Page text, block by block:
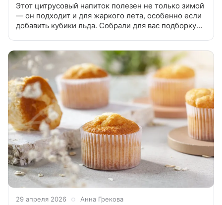
Этот цитрусовый напиток полезен не только зимой
— он подходит и для жаркого лета, особенно если
добавить кубики льда. Собрали для вас подборку
29 апреля 2026 Анна Грекова